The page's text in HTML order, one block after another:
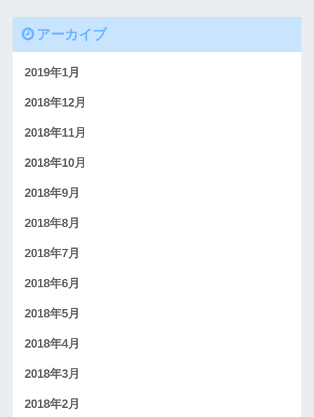
アーカイブ
2019年1月
2018年12月
2018年11月
2018年10月
2018年9月
2018年8月
2018年7月
2018年6月
2018年5月
2018年4月
2018年3月
2018年2月